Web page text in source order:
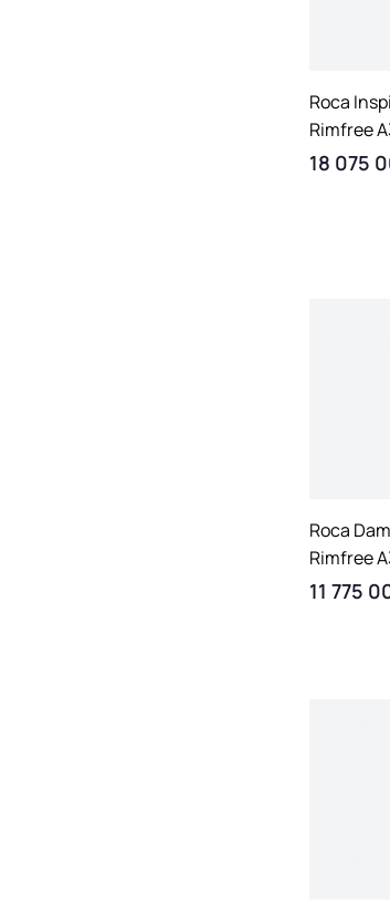
Roca
Rimfree
Price
18 075
Roca
Rimfree
Price
11 775